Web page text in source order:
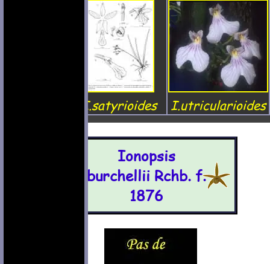
I.satyrioides I.utricularioides
Ionopsis
burchellii Rchb. f.
1876